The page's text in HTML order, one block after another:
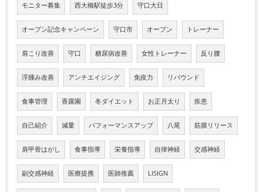
モニター募集 西大橋駅徒歩3分 守口大日
オープン記念キャンペーン 守口市 オープン トレーナー
肩こり改善 守口 糖尿病改善 女性トレーナー 反り腰
浮腫み改善 アンチエイジング 免疫力 リバウンド
食事管理 香露園 冬ダイエット お正月太り 疾患
自己紹介 減量 パフォーマンスアップ 八尾 筋膜リリース
肩甲骨はがし 食事指導 栄養指導 自律神経 交感神経
副交感神経 医療提携 医師推薦 LISIGN